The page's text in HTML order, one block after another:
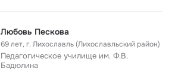
Любовь Пескова
69 лет,г. Лихославль (Лихославльский район)
Педагогическое училище им. Ф.В.
Бадюлина